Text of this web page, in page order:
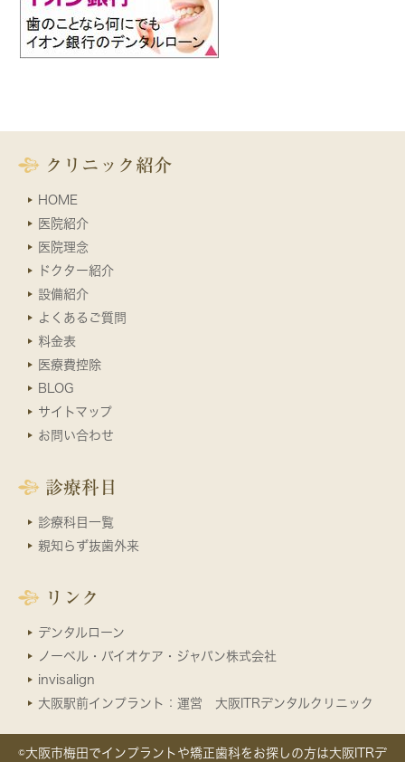
クリニック紹介
HOME
医院紹介
医院理念
ドクター紹介
設備紹介
よくあるご質問
料金表
医療費控除
BLOG
サイトマップ
お問い合わせ
診療科目
診療科目一覧
親知らず抜歯外来
リンク
デンタルローン
ノーベル・バイオケア・ジャパン株式会社
invisalign
大阪駅前インプラント：運営 大阪ITRデンタルクリニック
©大阪市梅田でインプラントや矯正歯科をお探しの方は大阪ITRデ